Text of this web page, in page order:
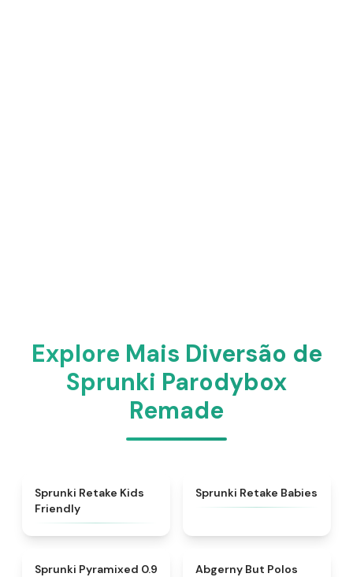
Explore Mais Diversão de
Sprunki Parodybox
Remade
★
Sprunki Retake Kids
Friendly
★4.7
Sprunki Retake Babies
★ 4.9
Sprunki Pyramixed 0.9 Abgerny But Polos